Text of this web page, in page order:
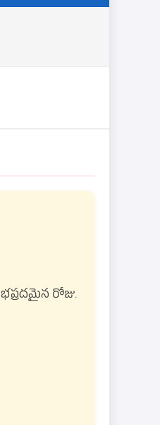
రోజు.